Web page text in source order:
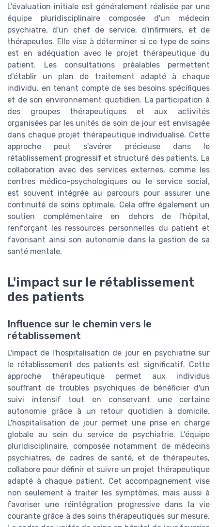
L'évaluation initiale est généralement réalisée par une
équipe pluridisciplinaire composée d'un médecin
psychiatre, d'un chef de service, d'infirmiers, et de
thérapeutes. Elle vise à déterminer si ce type de soins
est en adéquation avec le projet thérapeutique du
patient. Les consultations préalables permettent
d'établir un plan de traitement adapté à chaque
individu, en tenant compte de ses besoins spécifiques
et de son environnement quotidien. La participation à
des groupes thérapeutiques et aux activités
organisées par les unités de soin de jour est envisagée
dans chaque projet thérapeutique individualisé. Cette
approche peut s'avérer précieuse dans le
rétablissement progressif et structuré des patients. La
collaboration avec des services externes, comme les
centres médico-psychologiques ou le service social,
est souvent intégrée au parcours pour assurer une
continuité de soins optimale. Cela offre également un
soutien complémentaire en dehors de l'hôpital,
renforçant les ressources personnelles du patient et
favorisant ainsi son autonomie dans la gestion de sa
santé mentale.
L'impact sur le rétablissement
des patients
Influence sur le chemin vers le
rétablissement
L'impact de l'hospitalisation de jour en psychiatrie sur
le rétablissement des patients est significatif. Cette
approche thérapeutique permet aux individus
souffrant de troubles psychiques de bénéficier d'un
suivi intensif tout en conservant une certaine
autonomie grâce à un retour quotidien à domicile.
L'hospitalisation de jour permet une prise en charge
globale au sein du service de psychiatrie. L'équipe
pluridisciplinaire, composée notamment de médecins
psychiatres, de cadres de santé, et de thérapeutes,
collabore pour définir et suivre un projet thérapeutique
adapté à chaque patient. Cet accompagnement vise
non seulement à traiter les symptômes, mais aussi à
favoriser une réintégration progressive dans la vie
courante grâce à des soins thérapeutiques sur mesure.